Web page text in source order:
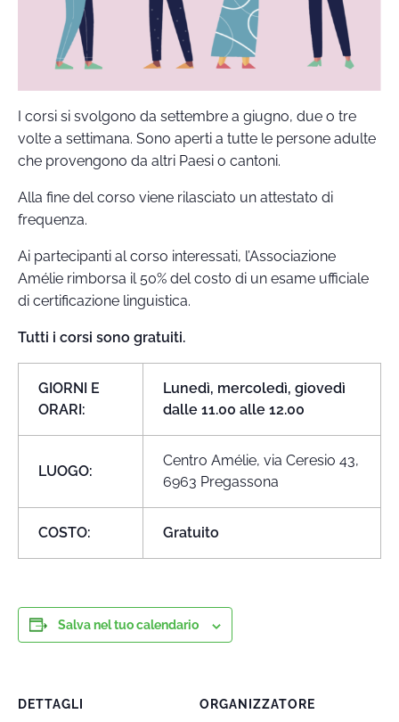
I corsi si svolgono da settembre a giugno, due o tre
volte a settimana. Sono aperti a tutte le persone adulte
che provengono da altri Paesi o cantoni.
Alla fine del corso viene rilasciato un attestato di
frequenza.
Ai partecipanti al corso interessati, l’Associazione
Amélie rimborsa il 50% del costo di un esame ufficiale
di certificazione linguistica.
Tutti i corsi sono gratuiti.
GIORNI E
ORARI:
Lunedì, mercoledì, giovedì
dalle 11.00 alle 12.00
LUOGO:
Centro Amélie, via Ceresio 43,
6963 Pregassona
COSTO: Gratuito
Salva nel tuo calendario
DETTAGLI
ORGANIZZATORE